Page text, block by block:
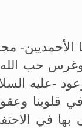
وغرس حب
-عليه
بها في